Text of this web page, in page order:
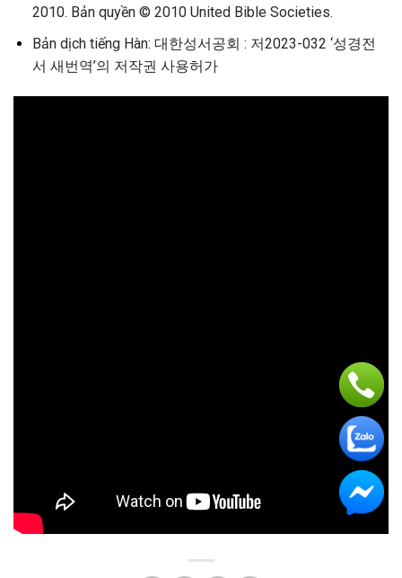
2010. Bản quyền © 2010 United Bible Societies.
Bản dịch tiếng Hàn: 대한성서공회 : 저2023-032 ‘성경전
서 새번역’의 저작권 사용허가